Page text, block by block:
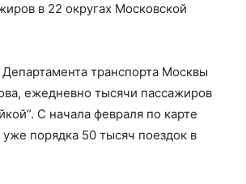
в 22 округах Московской
транспорта Москвы
ежедневно тысячи пассажиров
С начала февраля по карте
порядка 50 тысяч поездок в